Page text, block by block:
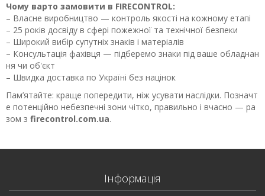
Чому варто замовити в FIRECONTROL:
– Власне виробництво — контроль якості на кожному етапі
– 25 років досвіду в сфері пожежної та технічної безпеки
– Широкий вибір супутніх знаків і матеріалів
– Консультація фахівця — підберемо знаки під ваше обладнан
ня чи об'єкт
– Швидка доставка по Україні без націнок
Пам’ятайте: краще попередити, ніж усувати наслідки. Позначт
е потенційно небезпечні зони чітко, правильно і вчасно — ра
зом з firecontrol.com.ua.
Інформація